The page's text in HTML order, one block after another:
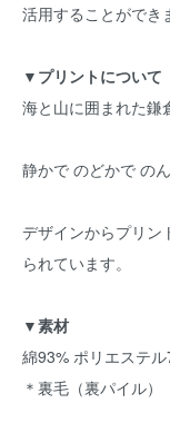
活用することができ
▼プリントについて
海と山に囲まれた鎌
静かで のどかで の
デザインからプリン
られています。
▼素材
綿93% ポリエステル
＊裏毛（裏パイル）